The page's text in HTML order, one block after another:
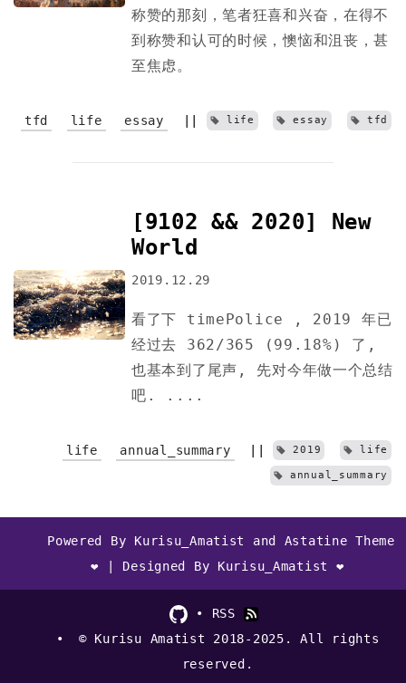
称赞的那刻，笔者狂喜和兴奋，在得不
到称赞和认可的时候，懊恼和沮丧，甚
至焦虑。
tfd life essay life essay tfd
[9102 && 2020] New
World
2019.12.29
看了下 timePolice , 2019 年已
经过去 362/365 (99.18%) 了,
也基本到了尾声, 先对今年做一个总结
吧. ....
life annual_summary 2019 life
annual_summary
Powered By Kurisu_Amatist and Astatine Theme
❤ | Designed By Kurisu_Amatist ❤
RSS
© Kurisu Amatist 2018-2025. All rights
reserved.